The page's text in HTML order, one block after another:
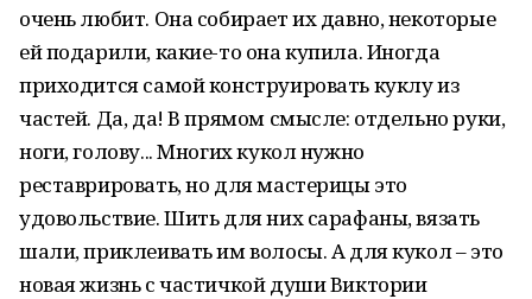
очень любит. Она собирает их давно, некоторые
ей подарили, какие-то она купила. Иногда
приходится самой конструировать куклу из
частей. Да, да! В прямом смысле: отдельно руки,
ноги, голову... Многих кукол нужно
реставрировать, но для мастерицы это
удовольствие. Шить для них сарафаны, вязать
шали, приклеивать им волосы. А для кукол – это
новая жизнь с частичкой души Виктории